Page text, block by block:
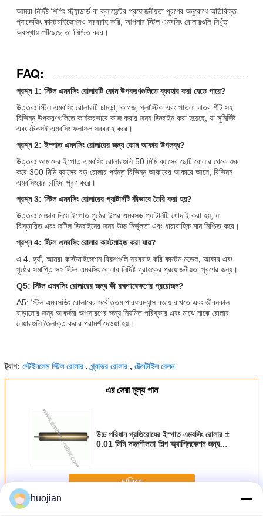
আমরা নির্দিষ্ট শিপিং স্ট্যান্ডার্ড বা ক্লায়েন্টের প্রয়োজনীয়তা পূরণের অনুরোধে অতিরিক্ত
প্যাকেজিং কাস্টমাইজেশনও সরবরাহ করি, আপনার স্টিল এমবসিং রোলারগুলি নিখুঁত
অবস্থায় পৌঁছেছে তা নিশ্চিত করে।
FAQ:
প্রশ্ন 1: স্টিল এমবসিং রোলারটি কোন উপকরণগুলিতে ব্যবহার করা যেতে পারে?
উত্তরঃ স্টিল এমবসিং রোলারটি চামড়া, কাগজ, প্লাস্টিক এবং পাতলা ধাতব শীট সহ
বিভিন্ন উপকরণগুলিতে কার্যকরভাবে কাজ করার জন্য ডিজাইন করা হয়েছে, যা সুনির্দিষ্ট
এবং টেকসই এমবসিং ফলাফল সরবরাহ করে।
প্রশ্ন 2: ইস্পাত এমবসিং রোলারের জন্য কোন আকার উপলব্ধ?
উত্তরঃ আমাদের ইস্পাত এমবসিং রোলারগুলি 50 মিমি ব্যাসের ছোট রোলার থেকে শুরু
করে 300 মিমি ব্যাসের বড় রোলার পর্যন্ত বিভিন্ন আকারের আকারে আসে, বিভিন্ন
এমবসিংয়ের চাহিদা পূরণ করে।
প্রশ্ন 3: স্টিল এমবসিং রোলারের প্যাটার্নটি কীভাবে তৈরি করা হয়?
উত্তরঃ লেজার দিয়ে ইস্পাত পৃষ্ঠের উপর এমবসড প্যাটার্নটি খোদাই করা হয়, যা
বিস্তারিত এবং জটিল ডিজাইনের জন্য উচ্চ নির্ভুলতা এবং ধারাবাহিক মান নিশ্চিত করে।
প্রশ্ন 4: স্টিল এমবসিং রোলার কাস্টমাইজ করা যায়?
এ 4: হ্যাঁ, আমরা কাস্টমাইজেশন বিকল্পগুলি সরবরাহ করি কাস্টম মডেল, আকার এবং
পৃষ্ঠের সমাপ্তি সহ স্টিল এমবসিং রোলার নির্দিষ্ট গ্রাহকের প্রয়োজনীয়তা পূরণের জন্য।
Q5: স্টিল এমবসিং রোলারের জন্য কী রক্ষণাবেক্ষণের প্রয়োজন?
A5: স্টিল এমবসডিং রোলারের সর্বোত্তম পারফরম্যান্স বজায় রাখতে এবং জীবনকাল
বাড়ানোর জন্য আবর্জনা অপসারণের জন্য নিয়মিত পরিষ্কার এবং মাঝে মাঝে রোলার
লেয়ারগুলি তৈলাক্ত করার পরামর্শ দেওয়া হয়।
ট্যাগ: স্টেইনলেস স্টিল রোলার ,গ্র্যাভর রোলার , টেক্সটাইল বেলন
এর সেরা মূল্য পান
উচ্চ পরিধান প্রতিরোধের ইস্পাত এমবসিং রোলার ±
0.01 মিমি সহনশীলতা শিল্প অ্যাপ্লিকেশন জন্য
চালিয়ে
huojian